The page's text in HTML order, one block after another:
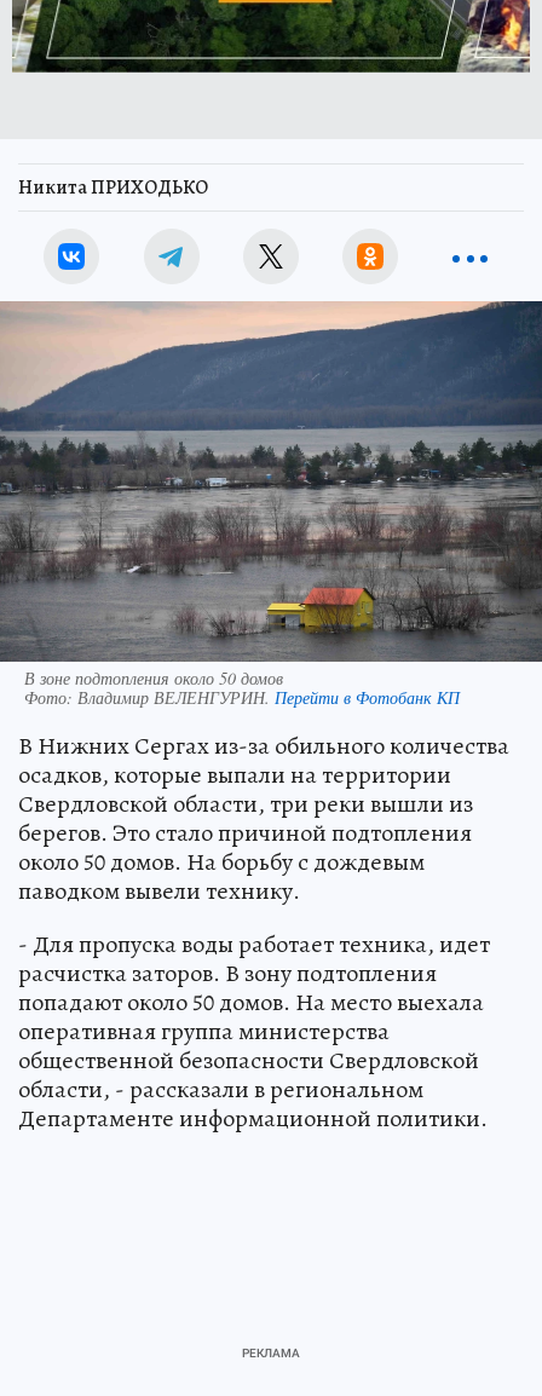
Никита ПРИХОДЬКО
В зоне подтопления около 50 домов
Фото: Владимир ВЕЛЕНГУРИН. Перейти в Фотобанк КП
В Нижних Сергах из-за обильного количества
осадков, которые выпали на территории
Свердловской области, три реки вышли из
берегов. Это стало причиной подтопления
около 50 домов. На борьбу с дождевым
паводком вывели технику.
- Для пропуска воды работает техника, идет
расчистка заторов. В зону подтопления
попадают около 50 домов. На место выехала
оперативная группа министерства
общественной безопасности Свердловской
области, - рассказали в региональном
Департаменте информационной политики.